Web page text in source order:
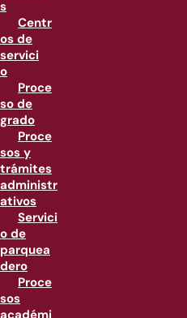
s
Centr
os de
servici
o
Proce
so de
grado
Proce
sos y
trámites
administr
ativos
Servici
o de
parquea
dero
Proce
sos
académi